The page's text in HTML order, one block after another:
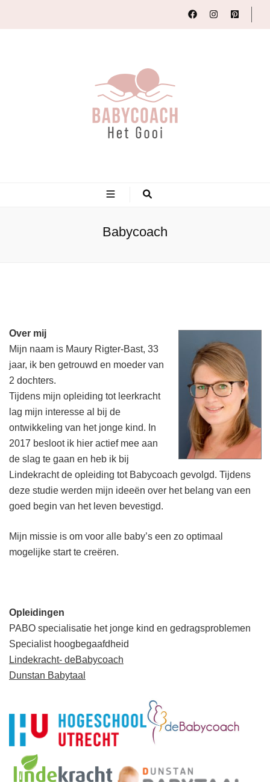
Babycoach
Over mij
Mijn naam is Maury Rigter-Bast, 33
jaar, ik ben getrouwd en moeder van
2 dochters.
Tijdens mijn opleiding tot leerkracht
lag mijn interesse al bij de
ontwikkeling van het jonge kind. In
2017 besloot ik hier actief mee aan
de slag te gaan en heb ik bij
Lindekracht de opleiding tot Babycoach gevolgd. Tijdens
deze studie werden mijn ideeën over het belang van een
goed begin van het leven bevestigd.
Mijn missie is om voor alle baby’s een zo optimaal
mogelijke start te creëren.
Opleidingen
PABO specialisatie het jonge kind en gedragsproblemen
Specialist hoogbegaafdheid
Lindekracht- deBabycoach
Dunstan Babytaal